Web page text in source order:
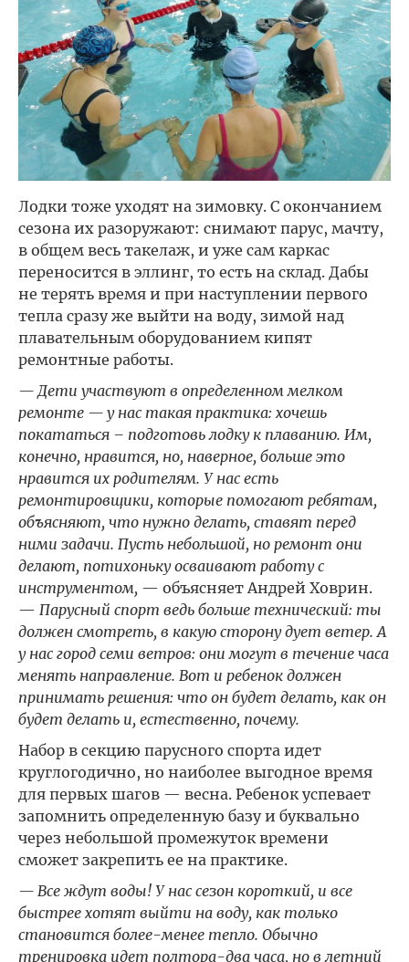
Лодки тоже уходят на зимовку. С окончанием
сезона их разоружают: снимают парус, мачту,
в общем весь такелаж, и уже сам каркас
переносится в эллинг, то есть на склад. Дабы
не терять время и при наступлении первого
тепла сразу же выйти на воду, зимой над
плавательным оборудованием кипят
ремонтные работы.
— Дети участвуют в определенном мелком
ремонте — у нас такая практика: хочешь
покататься – подготовь лодку к плаванию. Им,
конечно, нравится, но, наверное, больше это
нравится их родителям. У нас есть
ремонтировщики, которые помогают ребятам,
объясняют, что нужно делать, ставят перед
ними задачи. Пусть небольшой, но ремонт они
делают, потихоньку осваивают работу с
инструментом, — объясняет Андрей Ховрин.
— Парусный спорт ведь больше технический: ты
должен смотреть, в какую сторону дует ветер. А
у нас город семи ветров: они могут в течение часа
менять направление. Вот и ребенок должен
принимать решения: что он будет делать, как он
будет делать и, естественно, почему.
Набор в секцию парусного спорта идет
круглогодично, но наиболее выгодное время
для первых шагов — весна. Ребенок успевает
запомнить определенную базу и буквально
через небольшой промежуток времени
сможет закрепить ее на практике.
— Все ждут воды! У нас сезон короткий, и все
быстрее хотят выйти на воду, как только
становится более-менее тепло. Обычно
тренировка идет полтора-два часа, но в летний